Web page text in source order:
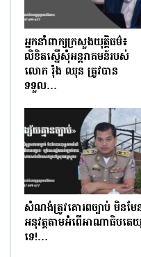
អ្នកនាំពាក្យក្រសួងយុត្តិធម៌៖
លិខិតស្នើសុំអន្តរាគមន៍របស់
លោក រ៉ុង ឈុន ត្រូវបាន
ទទួល…
សំណង់ត្រូវគោរពច្បាប់ មិនមែ
អនុវត្តតាមអំពើអាណាធិបតេ
ទេ!…